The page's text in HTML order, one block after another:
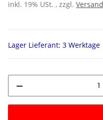
inkl. 19% USt. , zzgl. Versand
Lager Lieferant: 3 Werktage